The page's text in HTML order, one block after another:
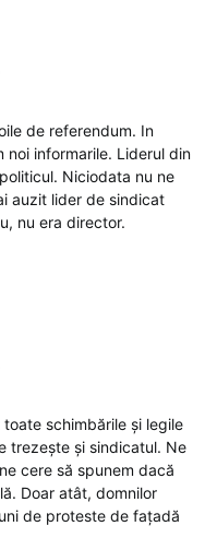
de referendum. In
noi informarile. Liderul din
Niciodata nu ne
auzit lider de sindicat
nu era director.
schimbările și legile
trezește și sindicatul. Ne
cere să spunem dacă
Doar atât, domnilor
de proteste de fațadă